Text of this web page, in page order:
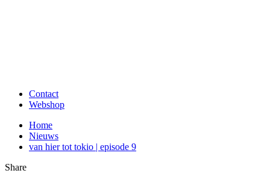
Contact
Webshop
Home
Nieuws
van hier tot tokio | episode 9
Share